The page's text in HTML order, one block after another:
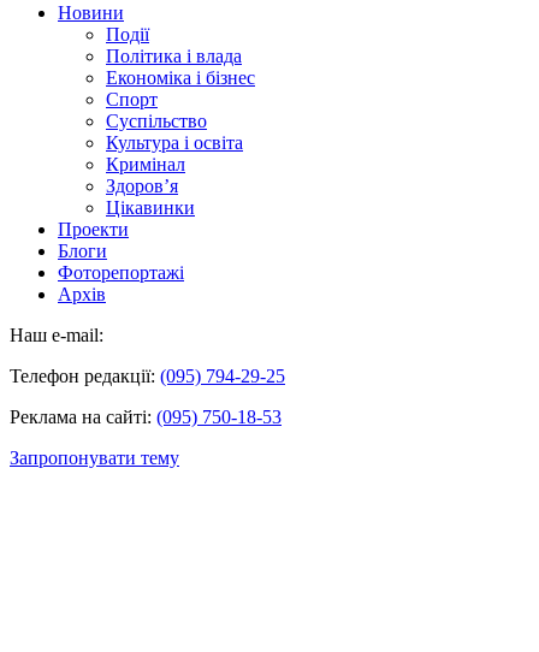
Новини
Події
Політика і влада
Економіка і бізнес
Спорт
Суспільство
Культура і освіта
Кримінал
Здоров’я
Цікавинки
Проекти
Блоги
Фоторепортажі
Архів
Наш e-mail:
Телефон редакції: (095) 794-29-25
Реклама на сайті: (095) 750-18-53
Запропонувати тему